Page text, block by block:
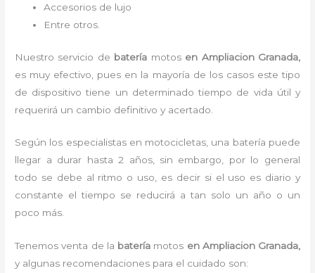
Accesorios de lujo
Entre otros.
Nuestro servicio de batería motos en Ampliacion Granada,
es muy efectivo, pues en la mayoría de los casos este tipo
de dispositivo tiene un determinado tiempo de vida útil y
requerirá un cambio definitivo y acertado.
Según los especialistas en motocicletas, una batería puede
llegar a durar hasta 2 años, sin embargo, por lo general
todo se debe al ritmo o uso, es decir si el uso es diario y
constante el tiempo se reducirá a tan solo un año o un
poco más.
Tenemosventa de la batería motos en Ampliacion Granada,
y algunas recomendaciones para el cuidado son: